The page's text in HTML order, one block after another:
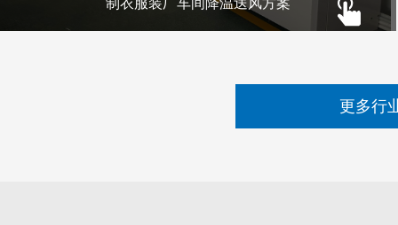
制衣服装厂车间降温送风方案
更多行